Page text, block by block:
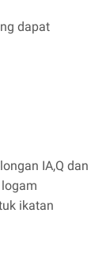
dapat
IA,Q dan
logam
ikatan